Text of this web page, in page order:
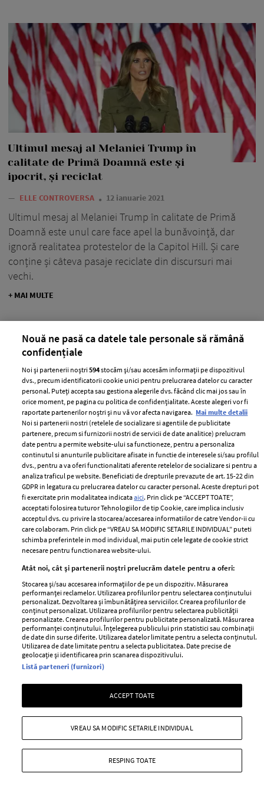
Ultimul mesaj al Melaniei Trump în
calitate de Primă Doamnă este și
ipocrit, și reciclat
— ELLE CONTROVERSA 12 ianuarie 2021
Ultimul mesaj al Melaniei Trump în calitate de Primă
Doamnă este unul care face apel la bunăvoință, dar
ignoră realitatea protestelor de la Capitol Hill. Și care
conține și câteva pasaje reciclate din discursuri mai
vechi.
+ MAI MULTE
Daiana Anghel e acuzată de plagiat de
Jen Novakovich, de la The Eco Well
ELLE CONTROVERSA 11 ianuarie 2021
Daiana Anghel este cunoscută și urmărită în România
pentru conținutul legat de frumusețe și îngrijire pe care
îl postează pe rețelele sociale. Acum, e acuzată că ar fi
plagiat postările altor persoane.
+ MAI MULTE
Plângere penală pentru corupere de
Nouă ne pasă ca datele tale personale să rămână
confidențiale
Noi și partenerii noștri594stocăm și/sau accesăm informații pe dispozitivul
dvs., precum identificatorii cookie unici pentru prelucrarea datelor cu caracter
personal. Puteți accepta sau gestiona alegerile dvs. făcând clic mai jos sau în
orice moment, pe pagina cu politica de confidențialitate. Aceste alegeri vor fi
raportate partenerilor noștri și nu vă vor afecta navigarea. Mai multe detalii
Noi si partenerii nostri (retelele de socializare si agentiile de publicitate
partenere, precum si furnizorii nostri de servicii de date analitice) prelucram
date pentru a permite website-ului sa functioneze, pentru a personaliza
continutul si anunturile publicitare afisate in functie de interesele si/sau profilul
dvs., pentru a va oferi functionalitati aferente retelelor de socializare si pentru a
analiza traficul pe website. Beneficiati de drepturile prevazute de art. 15-22 din
GDPR in legatura cu prelucrarea datelor cu caracter personal. Aceste drepturi pot
fi exercitate prin modalitatea indicataaici. Prin click pe “ACCEPT TOATE”,
acceptati folosirea tuturor Tehnologiilor de tip Cookie, care implica inclusiv
acceptul dvs. cu privire la stocarea/accesarea informatiilor de catre Vendor-ii cu
care colaboram. Prin click pe “VREAU SA MODIFIC SETARILE INDIVIDUAL” puteti
schimba preferintele in mod individual, mai putin cele legate de cookie strict
necesare pentru functionarea website-ului.
Atât noi, cât și partenerii noștri prelucrăm datele pentru a oferi:
Stocarea și/sau accesarea informațiilor de pe un dispozitiv. Măsurarea
performanței reclamelor. Utilizarea profilurilor pentru selectarea conținutului
personalizat. Dezvoltarea și îmbunătățirea serviciilor. Crearea profilurilor de
conținut personalizat. Utilizarea profilurilor pentru selectarea publicității
personalizate. Crearea profilurilor pentru publicitate personalizată. Măsurarea
performanței conținutului. Înțelegerea publicului prin statistici sau combinații
de date din surse diferite. Utilizarea datelor limitate pentru a selecta conținutul.
Utilizarea de date limitate pentru a selecta publicitatea. Date precise de
geolocație și identificarea prin scanarea dispozitivului.
Listă parteneri (furnizori)
ACCEPT TOATE
RESPING TOATE
VREAU SA MODIFIC SETARILE INDIVIDUAL